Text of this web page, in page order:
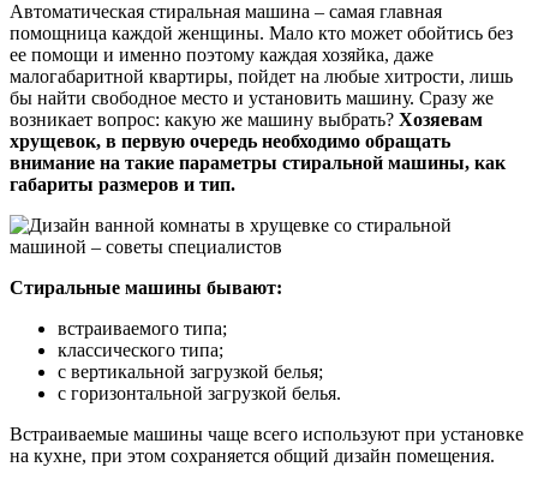
Автоматическая стиральная машина – самая главная
помощница каждой женщины. Мало кто может обойтись без
ее помощи и именно поэтому каждая хозяйка, даже
малогабаритной квартиры, пойдет на любые хитрости, лишь
бы найти свободное место и установить машину. Сразу же
возникает вопрос: какую же машину выбрать? Хозяевам
хрущевок, в первую очередь необходимо обращать
внимание на такие параметры стиральной машины, как
габариты размеров и тип.
Стиральные машины бывают:
встраиваемого типа;
классического типа;
с вертикальной загрузкой белья;
с горизонтальной загрузкой белья.
Встраиваемые машины чаще всего используют при установке
на кухне, при этом сохраняется общий дизайн помещения.